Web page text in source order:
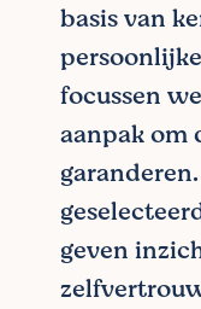
basis van
focussen
aanpak om
geven